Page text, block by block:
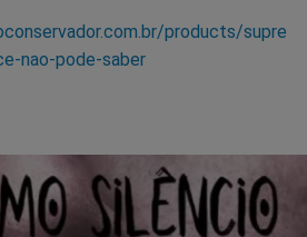
products/supre
nao-pode-saber